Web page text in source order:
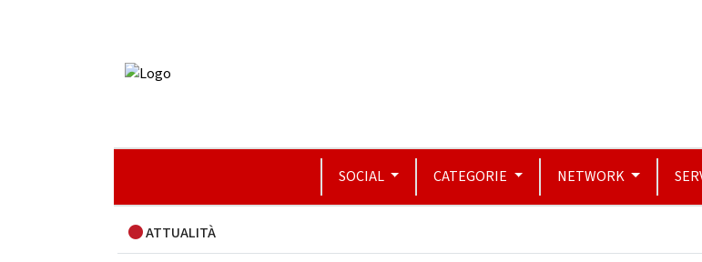
SOCIAL CATEGORIE NETWORK
ATTUALITÀ